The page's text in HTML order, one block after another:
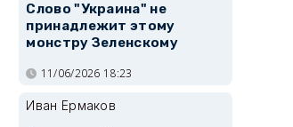
Слово "Украина" не
принадлежит этому
монстру Зеленскому
11/06/2026 18:23
Иван Ермаков